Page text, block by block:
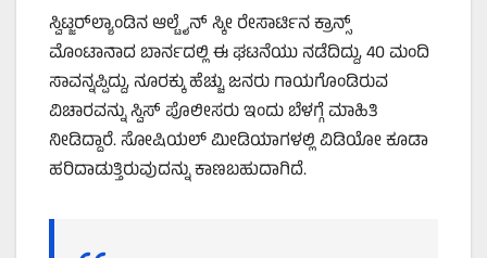
ಸ್ವಿಟ್ಜರ್‌ಲ್ಯಾಂಡಿನ ಆಲ್ಟೈನ್‌ ಸ್ಕೀ ರೇಸಾರ್ಟಿನ ಕ್ರಾನ್ಸ್‌
ಮೊಂಟಾನಾದ ಬಾರ್ನದಲ್ಲಿ ಈ ಘಟನೆಯು ನಡೆದಿದ್ದು, 40 ಮಂದಿ
ಸಾವನ್ನಪ್ಪಿದ್ದು, ನೂರಕ್ಕು ಹೆಚ್ಚು ಜನರು ಗಾಯಗೊಂಡಿರುವ
ವಿಚಾರವನ್ನು ಸ್ವಿಸ್‌ ಪೊಲೀಸರು ಇಂದು ಬೆಳಗ್ಗೆ ಮಾಹಿತಿ
ನೀಡಿದ್ದಾರೆ. ಸೋಷಿಯಲ್‌ ಮೀಡಿಯಾಗಳಲ್ಲಿ ವಿಡಿಯೋ ಕೂಡಾ
ಹರಿದಾಡುತ್ತಿರುವುದನ್ನು ಕಾಣಬಹುದಾಗಿದೆ.